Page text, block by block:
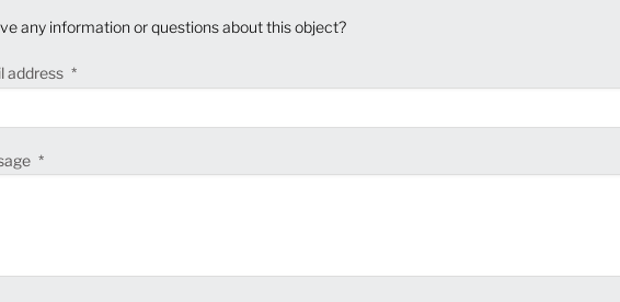
any information or questions about this object?
address